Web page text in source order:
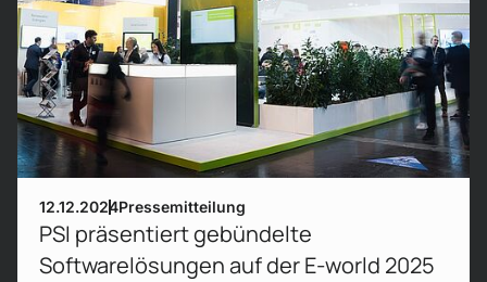
12.12.2024Pressemitteilung
PSI präsentiert gebündelte
Softwarelösungen auf der E-world 2025